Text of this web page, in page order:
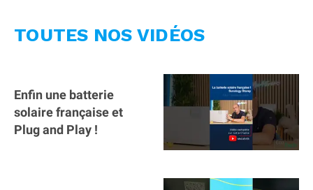
TOUTES NOS VIDÉOS
Enfin une batterie
solaire française et
Plug and Play !